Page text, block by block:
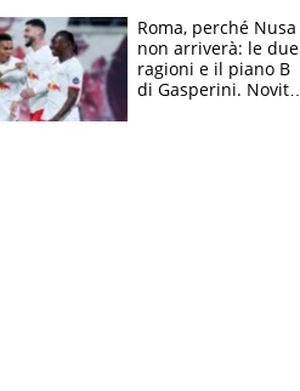
Roma, perché Nusa
non arriverà: le due
ragioni e il piano B
di Gasperini. Novità